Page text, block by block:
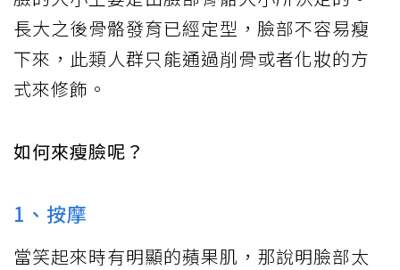
長大之後骨骼發育已經定型，臉部不容易瘦
下來，此類人群只能通過削骨或者化妝的方
式來修飾。
如何來瘦臉呢？
1、按摩
當笑起來時有明顯的蘋果肌，那說明臉部太